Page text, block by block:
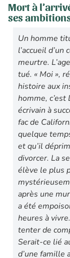
Mort à
ses
Un homme
l’accueil
meurtre.
tué. « Moi »,
histoire aux
homme,
écrivain à
fac de
quelque
et qu’il
divorcer. La
élève le plus
après une
a été
heures à
tenter de
Serait-ce lié
d’une famille